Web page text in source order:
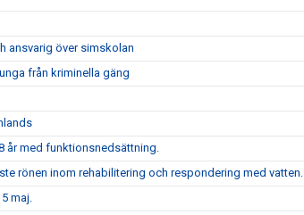
ansvarig över simskolan
från kriminella gäng
år med funktionsnedsättning.
rönen inom rehabilitering och respondering med vatten.
maj.